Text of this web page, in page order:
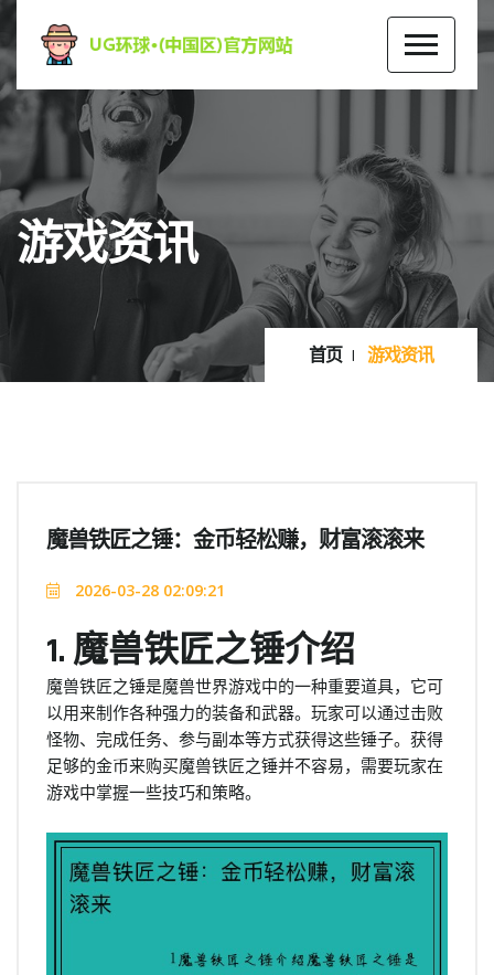
游戏资讯
首页 游戏资讯
魔兽铁匠之锤：金币轻松赚，财富滚滚来
2026-03-28 02:09:21
1. 魔兽铁匠之锤介绍
魔兽铁匠之锤是魔兽世界游戏中的一种重要道具，它可
以用来制作各种强力的装备和武器。玩家可以通过击败
怪物、完成任务、参与副本等方式获得这些锤子。获得
足够的金币来购买魔兽铁匠之锤并不容易，需要玩家在
游戏中掌握一些技巧和策略。